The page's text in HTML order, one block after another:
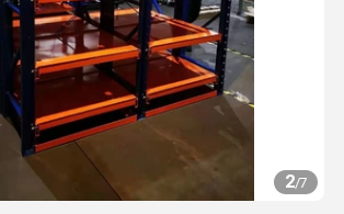
2/7